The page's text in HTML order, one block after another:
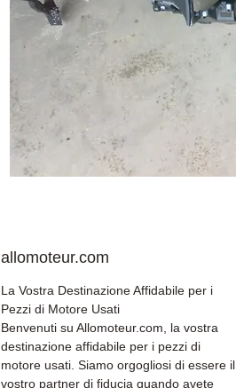
allomoteur.com
La Vostra Destinazione Affidabile per i
Pezzi di Motore Usati
Benvenuti su Allomoteur.com, la vostra
destinazione affidabile per i pezzi di
motore usati. Siamo orgogliosi di essere il
vostro partner di fiducia quando avete